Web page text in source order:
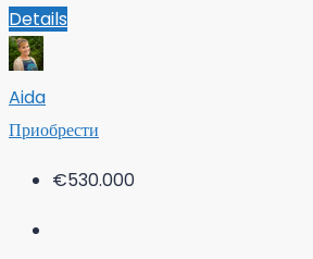
Details
Aida
Приобрести
€530.000